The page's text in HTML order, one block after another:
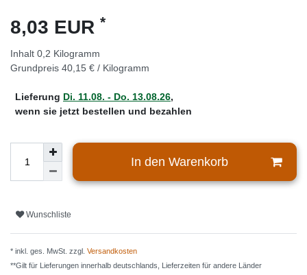
8,03 EUR *
Inhalt 0,2 Kilogramm
Grundpreis 40,15 € / Kilogramm
Lieferung Di. 11.08. - Do. 13.08.26,
wenn sie jetzt bestellen und bezahlen
In den Warenkorb
Wunschliste
* inkl. ges. MwSt. zzgl. Versandkosten
**Gilt für Lieferungen innerhalb deutschlands, Lieferzeiten für andere Länder